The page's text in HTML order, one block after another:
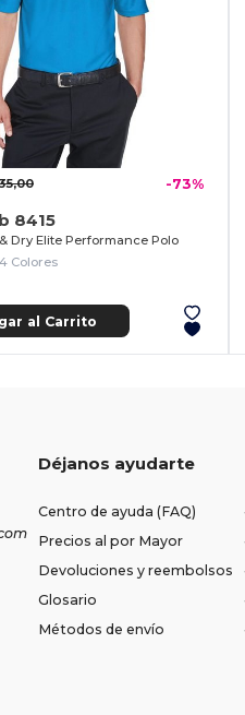
-73%
8415
Dry Elite Performance Polo
Colores
al Carrito
Déjanos ayudarte
Centro de ayuda (FAQ)
Precios al por Mayor
Devoluciones y reembolsos
Glosario
Métodos de envío